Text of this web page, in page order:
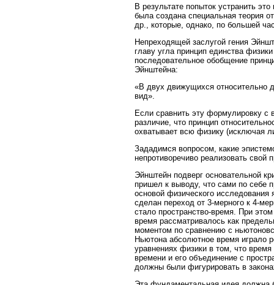
В результате попыток устранить
была создана специальная теория
др., которые, однако, по большей
Непреходящей заслугой гения
главу угла принцип единства
последовательное обобщение
Эйнштейна:
«В двух движущихся относительно
вид».
Если сравнить эту формулировку с
различие, что принцип
охватывает всю физику (исключая
Зададимся вопросом, какие
непротиворечиво реализовать свой
Эйнштейн подверг основательной
пришел к выводу, что сами по себе
основой физического
сделан переход от 3-мерного к 4-
стало пространство-время. При
время рассматривалось как
моментом по сравнению с
Ньютона абсолютное время играло
уравнениях физики в том, что
времени и его объединение с
должны были фигурировать в